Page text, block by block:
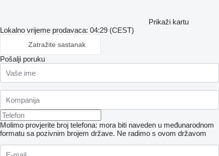
Prikaži kartu
Lokalno vrijeme prodavaca: 04:29 (CEST)
Zatražite sastanak
Pošalji poruku
Molimo provjerite broj telefona: mora biti naveden u međunarodnom
formatu sa pozivnim brojem države. Ne radimo s ovom državom